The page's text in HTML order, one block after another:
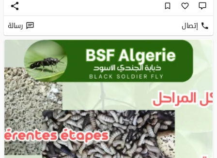
إتصال رسالة